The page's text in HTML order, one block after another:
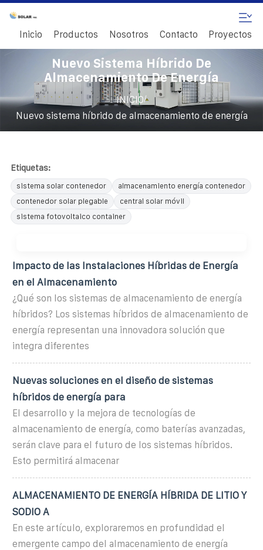
Inicio Productos Nosotros Contacto Proyectos
Nuevo Sistema Híbrido De
Almacenamiento De Energía
INICIO/
Nuevo sistema híbrido de almacenamiento de energía
Etiquetas:
sistema solar contenedor
almacenamiento energía contenedor
contenedor solar plegable
central solar móvil
sistema fotovoltaico container
Impacto de las Instalaciones Híbridas de Energía
en el Almacenamiento
¿Qué son los sistemas de almacenamiento de energía
híbridos? Los sistemas híbridos de almacenamiento de
energía representan una innovadora solución que
integra diferentes
Nuevas soluciones en el diseño de sistemas
híbridos de energía para
El desarrollo y la mejora de tecnologías de
almacenamiento de energía, como baterías avanzadas,
serán clave para el futuro de los sistemas híbridos.
Esto permitirá almacenar
ALMACENAMIENTO DE ENERGÍA HÍBRIDA DE LITIO Y
SODIO A
En este artículo, exploraremos en profundidad el
emergente campo del almacenamiento de energía